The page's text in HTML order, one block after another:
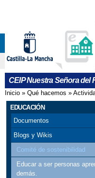
CEIP Nuestra Señora del
Se encuentra
Inicio » Qué hacemos »
EDUCACIÓN
Documentos
Blogs y Wikis
Comité de sostenibilidad
Educar a ser personas
demás.